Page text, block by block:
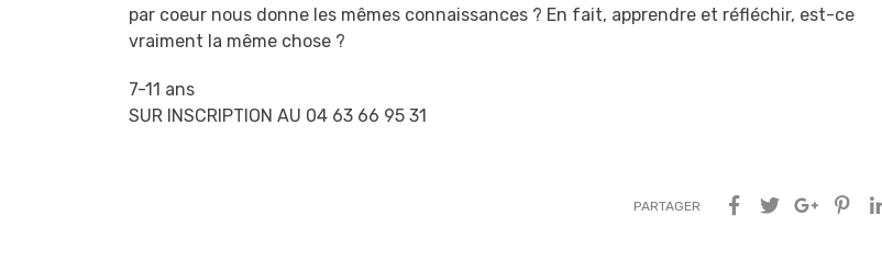
par coeur nous donne les mêmes connaissances ? En fait, apprendre et réfléchir, est-ce
vraiment la même chose ?
7-11 ans
SUR INSCRIPTION AU 04 63 66 95 31
PARTAGER